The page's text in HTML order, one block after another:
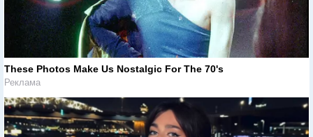
These Photos Make Us Nostalgic For The 70's
Реклама